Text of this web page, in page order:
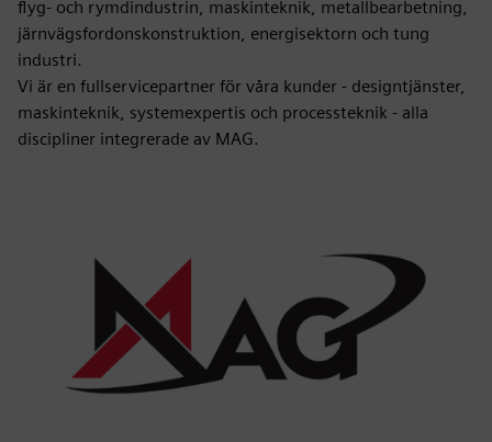
flyg- och rymdindustrin, maskinteknik, metallbearbetning,
järnvägsfordonskonstruktion, energisektorn och tung
industri.
Vi är en fullservicepartner för våra kunder - designtjänster,
maskinteknik, systemexpertis och processteknik - alla
discipliner integrerade av MAG.